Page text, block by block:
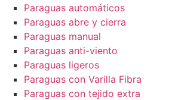
Paraguas automáticos
Paraguas abre y cierra
Paraguas manual
Paraguas anti-viento
Paraguas ligeros
Paraguas con Varilla Fibra
Paraguas con tejido extra